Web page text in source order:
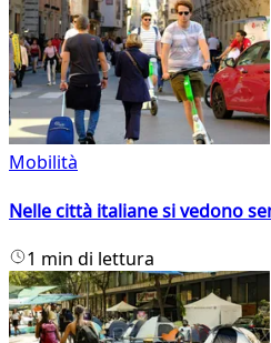
Mobilità
Nelle città italiane si vedono
1 min di lettura